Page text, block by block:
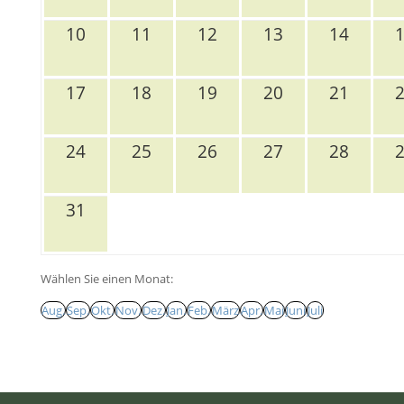
10 11 12 13 14
17 18 19 20 21
24 25 26 27 28
31
Wählen Sie einen Monat:
Aug.Sep.Okt.Nov.Dez.Jan.Feb.MärzApr.MaiJuniJuli